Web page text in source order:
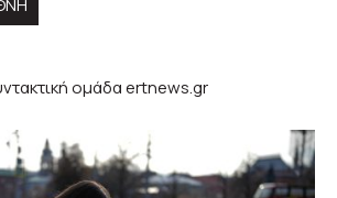
ομάδα ertnews.gr